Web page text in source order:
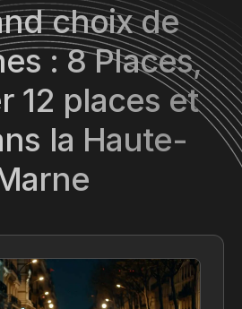
choix de
: 8 Places,
12 places et
la Haute-